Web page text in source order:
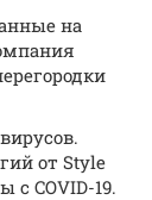
на
от Style
с COVID-19.